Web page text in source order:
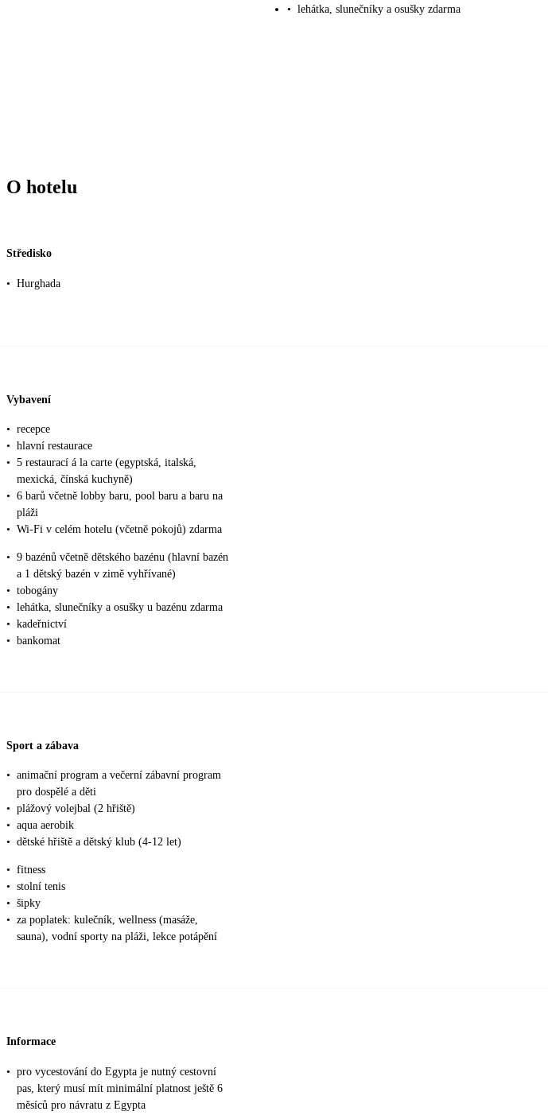
• lehátka, slunečníky a osušky zdarma
O hotelu
Středisko
• Hurghada
Vybavení
• recepce
• hlavní restaurace
• 5 restaurací á la carte (egyptská, italská,
mexická, čínská kuchyně)
• 6 barů včetně lobby baru, pool baru a baru na
pláži
• Wi-Fi v celém hotelu (včetně pokojů) zdarma
• 9 bazénů včetně dětského bazénu (hlavní bazén
a 1 dětský bazén v zimě vyhřívané)
• tobogány
• lehátka, slunečníky a osušky u bazénu zdarma
• kadeřnictví
• bankomat
Sport a zábava
• animační program a večerní zábavní program
pro dospělé a děti
• plážový volejbal (2 hřiště)
• aqua aerobik
• dětské hřiště a dětský klub (4-12 let)
• fitness
• stolní tenis
• šipky
• za poplatek: kulečník, wellness (masáže,
sauna), vodní sporty na pláži, lekce potápění
Informace
• pro vycestování do Egypta je nutný cestovní
pas, který musí mít minimální platnost ještě 6
měsíců pro návratu z Egypta